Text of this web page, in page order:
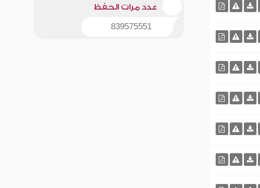
عدد مرات الحفظ
839575551